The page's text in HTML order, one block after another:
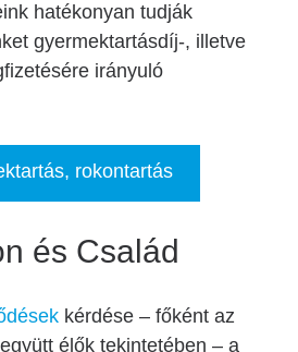
hatékonyan tudják
gyermektartásdíj-, illetve
irányuló
rokontartás
és Család
kérdése – főként az
élők tekintetében – a